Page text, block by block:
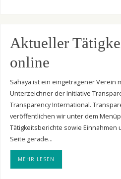
Aktueller
online
Sahaya ist ein eingetragener Verein
Unterzeichner der Initiative
Transparency International.
veröffentlichen wir unter dem
Tätigkeitsberichte sowie Einnahmen
Seite gerade…
MEHR LESEN